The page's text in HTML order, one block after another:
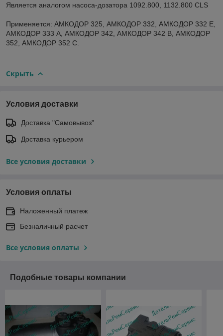
Является аналогом насоса-дозатора 1092.800, 1132.800 CLS
Применяется: АМКОДОР 325, АМКОДОР 332, АМКОДОР 332 Е,
АМКОДОР 333 А, АМКОДОР 342, АМКОДОР 342 В, АМКОДОР
352, АМКОДОР 352 С.
Скрыть
Условия доставки
Доставка "Самовывоз"
Доставка курьером
Все условия доставки
Условия оплаты
Наложенный платеж
Безналичный расчет
Все условия оплаты
Подобные товары компании